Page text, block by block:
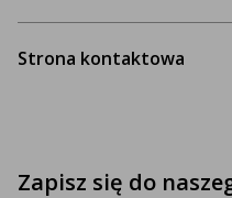
Strona kontaktowa
Zapisz się do